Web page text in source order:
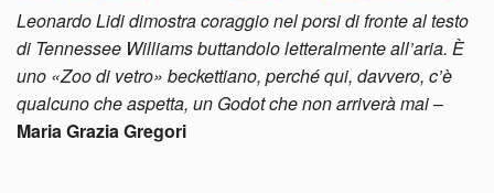
Leonardo Lidi dimostra coraggio nel porsi di fronte al testo
di Tennessee Williams buttandolo letteralmente all’aria. È
uno «Zoo di vetro» beckettiano, perché qui, davvero, c’è
qualcuno che aspetta, un Godot che non arriverà mai–
Maria Grazia Gregori